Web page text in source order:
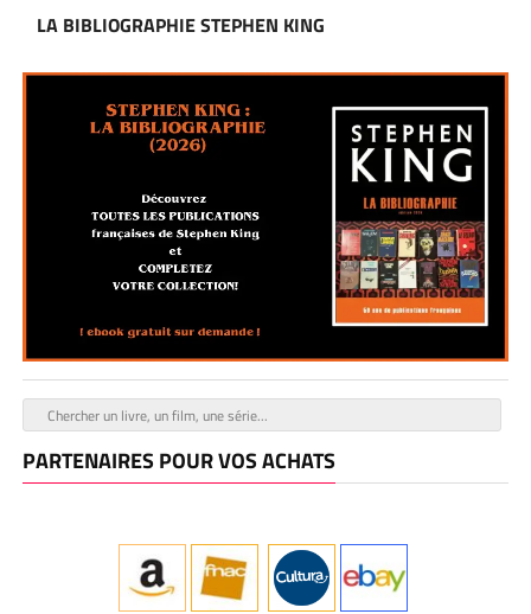
LA BIBLIOGRAPHIE STEPHEN KING
PARTENAIRES POUR VOS ACHATS